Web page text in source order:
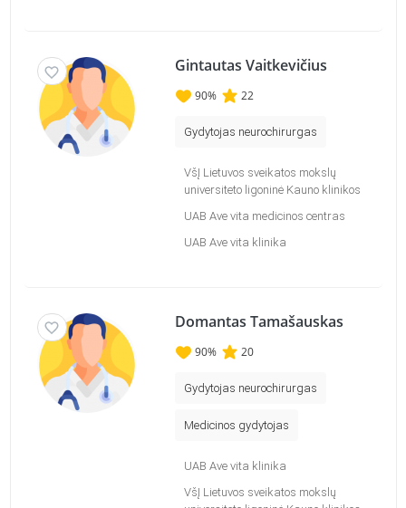
Gintautas Vaitkevičius
90% 22
Gydytojas neurochirurgas
VšĮ Lietuvos sveikatos mokslų
universiteto ligoninė Kauno klinikos
UAB Ave vita medicinos centras
UAB Ave vita klinika
Domantas Tamašauskas
90% 20
Gydytojas neurochirurgas
Medicinos gydytojas
UAB Ave vita klinika
VšĮ Lietuvos sveikatos mokslų